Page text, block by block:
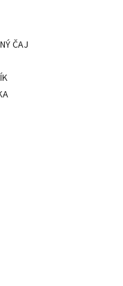
ČAJ